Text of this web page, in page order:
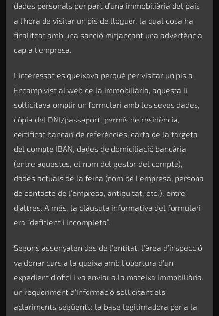
dades personals per part d’una immobiliària del país
a l’hora de visitar un pis de lloguer, la qual cosa ha
finalitzat amb una sanció mitjançant una advertència
cap a l’empresa.
L’interessat es queixava perquè per visitar un pis a
Encamp vist al web de la immobiliària, aquesta li
sol·licitava omplir un formulari amb les seves dades,
còpia del DNI/passaport, permís de residència,
certificat bancari de referències, carta de la targeta
del compte IBAN, dades de domiciliació bancària
(entre aquestes, el nom del gestor del compte),
dades actuals de la feina (nom de l’empresa, persona
de contacte de l’empresa, antiguitat, etc.), entre
d’altres. A més, la clàusula informativa del formulari
era “deficient i incompleta”.
Segons assenyalen des de l’entitat, l’àrea d’inspecció
va donar curs a la queixa amb l’obertura d’un
expedient d’ofici i va enviar a la mateixa immobiliària
un requeriment d’informació sol·licitant els
aclariments següents: la base legitimadora per a la